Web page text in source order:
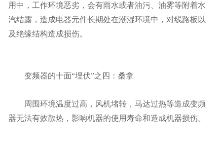
用中，工作环境恶劣，会有雨水或者油污、油雾等附着水
汽结露，造成电器元件长期处在潮湿环境中，对线路板以
及绝缘结构造成损伤。
变频器的十面“埋伏”之四：桑拿
周围环境温度过高，风机堵转，马达过热等造成变频
器无法有效散热，影响机器的使用寿命和造成机器损伤。